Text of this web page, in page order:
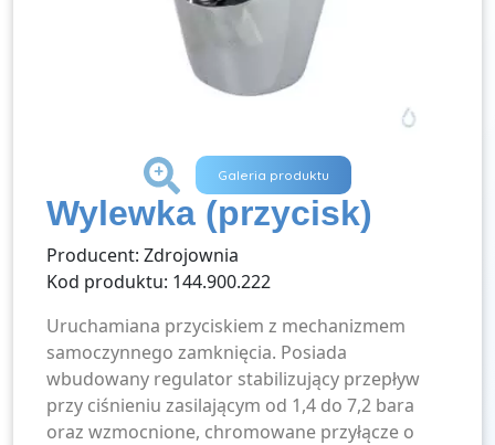
+ Galeria produktu
Wylewka (przycisk)
Producent: Zdrojownia
Kod produktu: 144.900.222
Uruchamiana przyciskiem z mechanizmem
samoczynnego zamknięcia. Posiada
wbudowany regulator stabilizujący przepływ
przy ciśnieniu zasilającym od 1,4 do 7,2 bara
oraz wzmocnione, chromowane przyłącze o